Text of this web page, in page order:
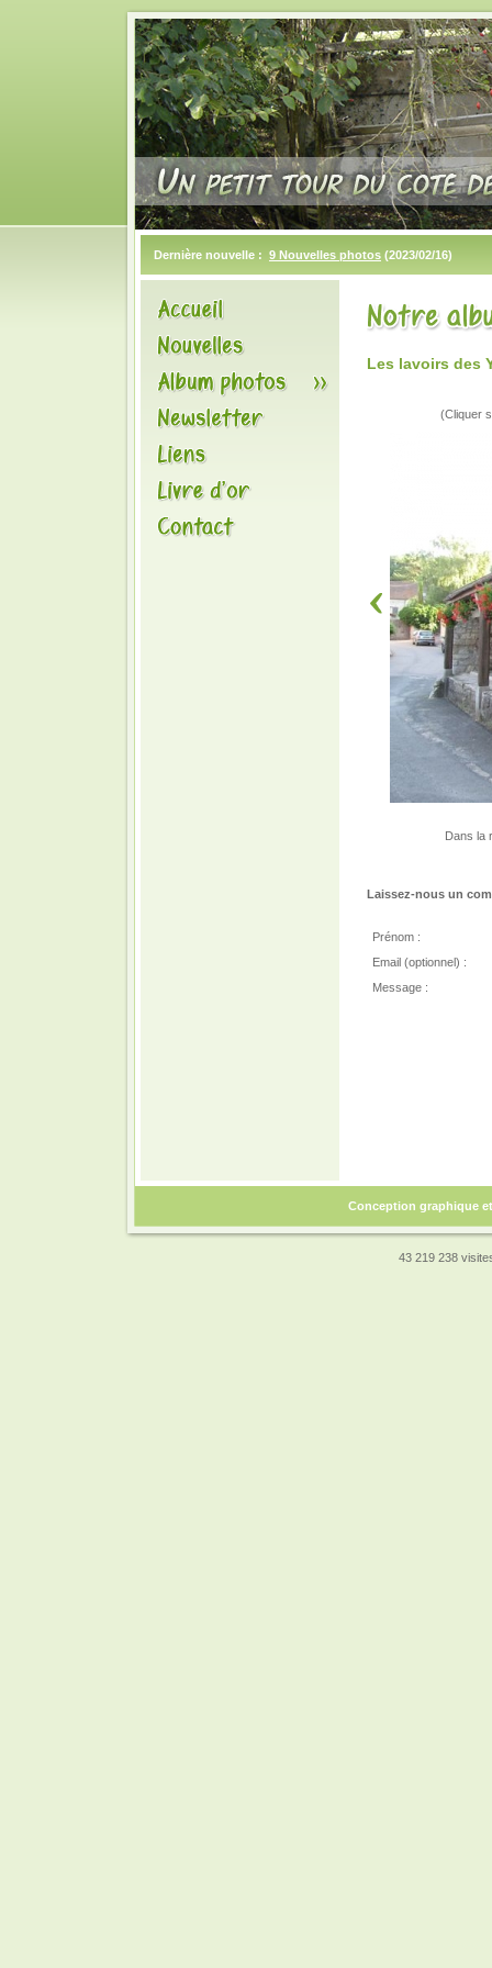
Dernière nouvelle : 9 Nouvelles photos (2023/02/16)
Les lavoirs des
(Cliquer
Dans la
Laissez-nous un
Prénom :
Email (optionnel) :
Message :
Conception graphique
43 219 238